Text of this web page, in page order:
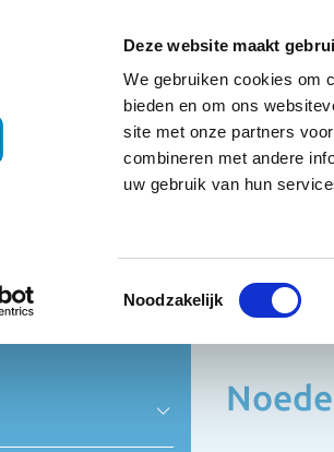
Deze website maakt
We gebruiken cookies om
bieden en om ons
site met onze partners
combineren met andere
uw gebruik van hun
Toestemmingsselectie
Noodzakelijk
Droogwaren
Home